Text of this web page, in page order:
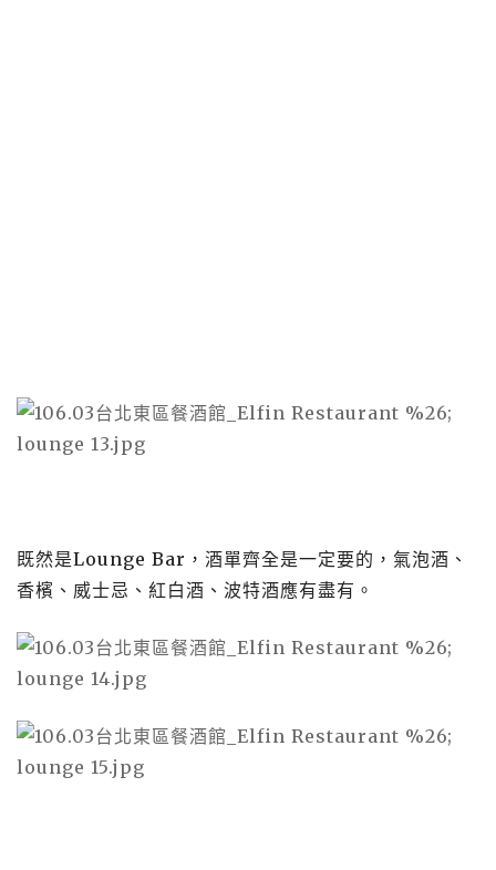
既然是Lounge Bar，酒單齊全是一定要的，氣泡酒、
香檳、威士忌、紅白酒、波特酒應有盡有。